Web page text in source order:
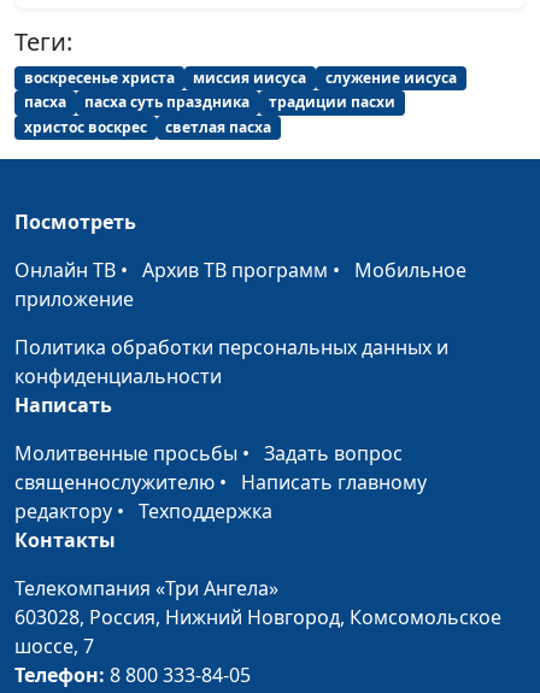
Теги:
воскресенье христа миссия иисуса
служение иисуса
пасха
пасха суть праздника
традиции пасхи
христос воскрес
светлая пасха
Посмотреть
Онлайн ТВ • Архив ТВ программ • Мобильное
приложение
Политика обработки персональных данных и
конфиденциальности
Написать
Молитвенные просьбы • Задать вопрос
священнослужителю • Написать главному
редактору • Техподдержка
Контакты
Телекомпания «Три Ангела»
603028, Россия, Нижний Новгород, Комсомольское
шоссе, 7
Телефон: 8 800 333-84-05